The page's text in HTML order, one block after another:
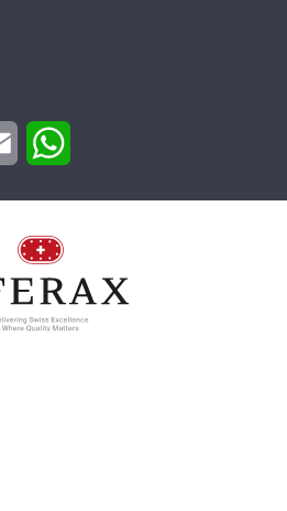
Email